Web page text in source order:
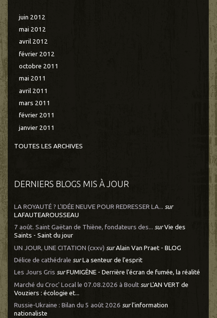
juin 2012
mai 2012
avril 2012
février 2012
octobre 2011
mai 2011
avril 2011
mars 2011
février 2011
janvier 2011
TOUTES LES ARCHIVES
DERNIERS BLOGS MIS À JOUR
LA ROYAUTÉ ? L'IDÉE NEUVE POUR REDRESSER LA... sur
LAFAUTEAROUSSEAU
7 août. Saint Gaëtan de Thiène, fondateurs des... surVie des
Saints - Saint du jour
UN JOUR, UNE CITATION (cxxv) surAlain Van Praet - BLOG
Délice de cathédrale surLa senteur de l'esprit
Les Jours Gris surFUMIGÈNE - Derrière l'écran de fumée, la réalité
Marché du Croc' Local le 07.08.2026 à Boult surL'AN VERT de
Vouziers : écologie et...
Russie-Ukraine : Bilan du 5 août 2026 sur l'information
nationaliste